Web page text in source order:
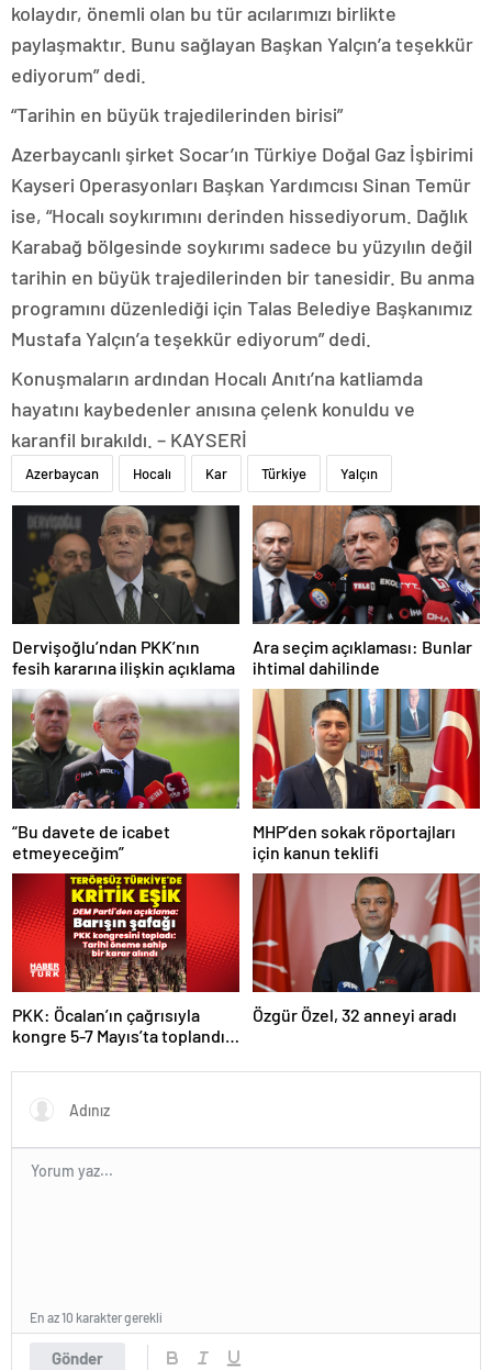
kolaydır, önemli olan bu tür acılarımızı birlikte
paylaşmaktır. Bunu sağlayan Başkan Yalçın’a teşekkür
ediyorum” dedi.
“Tarihin en büyük trajedilerinden birisi”
Azerbaycanlı şirket Socar’ın Türkiye Doğal Gaz İşbirimi
Kayseri Operasyonları Başkan Yardımcısı Sinan Temür
ise, “Hocalı soykırımını derinden hissediyorum. Dağlık
Karabağ bölgesinde soykırımı sadece bu yüzyılın değil
tarihin en büyük trajedilerinden bir tanesidir. Bu anma
programını düzenlediği için Talas Belediye Başkanımız
Mustafa Yalçın’a teşekkür ediyorum” dedi.
Konuşmaların ardından Hocalı Anıtı’na katliamda
hayatını kaybedenler anısına çelenk konuldu ve
karanfil bırakıldı. – KAYSERİ
Azerbaycan Hocalı Kar Türkiye Yalçın
Dervişoğlu’ndan PKK’nın
fesih kararına ilişkin açıklama
Ara seçim açıklaması: Bunlar
ihtimal dahilinde
“Bu davete de icabet
etmeyeceğim”
MHP’den sokak röportajları
için kanun teklifi
PKK: Öcalan’ın çağrısıyla
kongre 5-7 Mayıs’ta toplandı!
Özgür Özel, 32 anneyi aradı
Gönder
En az 10 karakter gerekli